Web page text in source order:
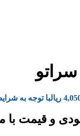
ریالبا توجه به
و قیمت با